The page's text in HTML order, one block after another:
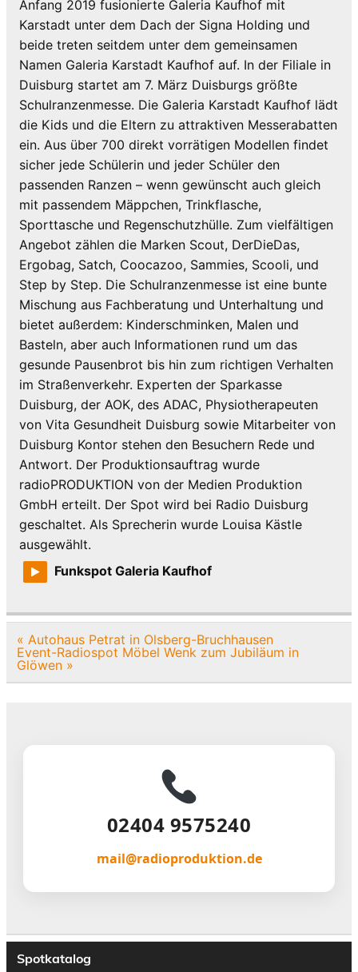
Anfang 2019 fusionierte Galeria Kaufhof mit
Karstadt unter dem Dach der Signa Holding und
beide treten seitdem unter dem gemeinsamen
Namen Galeria Karstadt Kaufhof auf. In der Filiale in
Duisburg startet am 7. März Duisburgs größte
Schulranzenmesse. Die Galeria Karstadt Kaufhof lädt
die Kids und die Eltern zu attraktiven Messerabatten
ein. Aus über 700 direkt vorrätigen Modellen findet
sicher jede Schülerin und jeder Schüler den
passenden Ranzen – wenn gewünscht auch gleich
mit passendem Mäppchen, Trinkflasche,
Sporttasche und Regenschutzhülle. Zum vielfältigen
Angebot zählen die Marken Scout, DerDieDas,
Ergobag, Satch, Coocazoo, Sammies, Scooli, und
Step by Step. Die Schulranzenmesse ist eine bunte
Mischung aus Fachberatung und Unterhaltung und
bietet außerdem: Kinderschminken, Malen und
Basteln, aber auch Informationen rund um das
gesunde Pausenbrot bis hin zum richtigen Verhalten
im Straßenverkehr. Experten der Sparkasse
Duisburg, der AOK, des ADAC, Physiotherapeuten
von Vita Gesundheit Duisburg sowie Mitarbeiter von
Duisburg Kontor stehen den Besuchern Rede und
Antwort. Der Produktionsauftrag wurde
radioPRODUKTION von der Medien Produktion
GmbH erteilt. Der Spot wird bei Radio Duisburg
geschaltet. Als Sprecherin wurde Louisa Kästle
ausgewählt.
Funkspot Galeria Kaufhof
Beitragsnavigation
« Autohaus Petrat in Olsberg-Bruchhausen
Event-Radiospot Möbel Wenk zum Jubiläum in
Glöwen »
02404 9575240
mail@radioproduktion.de
Spotkatalog